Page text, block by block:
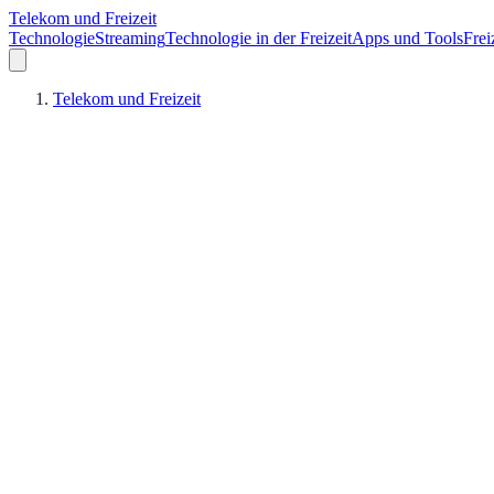
Telekom und Freizeit
TechnologieStreamingTechnologie in der FreizeitApps und Tools
Telekom und Freizeit